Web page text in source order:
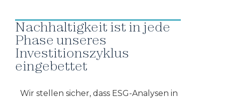
Nachhaltigkeit ist in jede
Phase unseres
Investitionszyklus
eingebettet
Wir stellen sicher, dass ESG-Analysen in